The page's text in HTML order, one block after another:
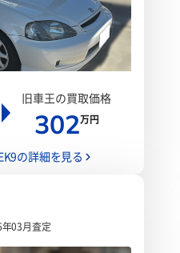
旧車王の買取価格
302万円
の詳細を見る
03月査定